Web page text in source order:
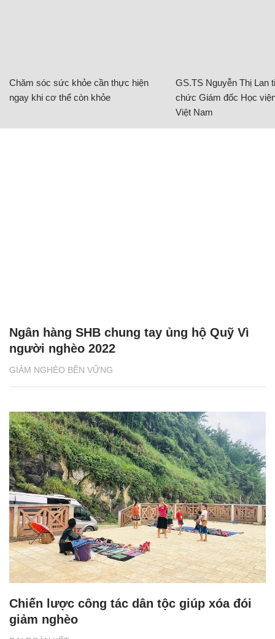
Chăm sóc sức khỏe cần thực hiện
ngay khi cơ thể còn khỏe
GS.TS Nguyễn Thị Lan
chức Giám đốc Học
Việt Nam
GIẢM NGHÈO BỀN VỮNG
Ngân hàng SHB chung tay ủng hộ Quỹ Vì
người nghèo 2022
Chiến lược công tác dân tộc giúp xóa đói
giảm nghèo